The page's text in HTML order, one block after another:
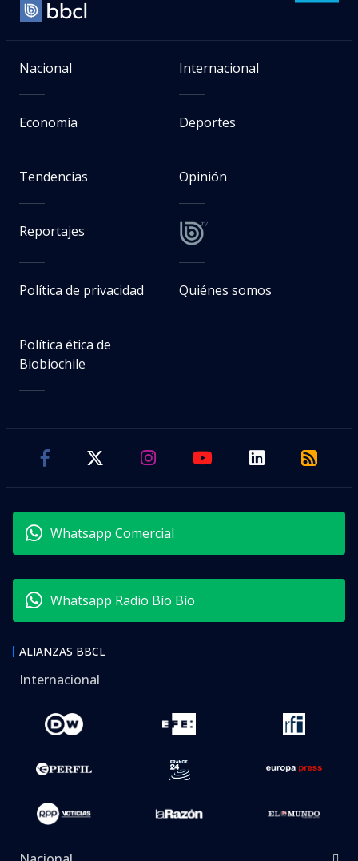
Nacional Internacional
Economía Deportes
Tendencias Opinión
Reportajes
Política de privacidad Quiénes somos
Política ética de
Biobiochile
Whatsapp Comercial
Whatsapp Radio Bío Bío
ALIANZAS BBCL
Internacional